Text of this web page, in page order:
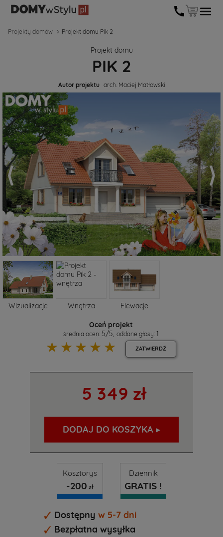
Projekty domów Projekt domu Pik 2
Projekt domu
PIK 2
Autor projektu arch. Maciej Matłowski
Wizualizacje Wnętrza Elewacje
Oceń projekt
średnia ocen: 5/5 oddane głosy: 1
☆
☆
☆
☆
☆ ZATWIERDŹ
5 349 zł
DODAJ DO KOSZYKA ▸
Kosztorys
-200 zł
Dziennik
GRATIS !
Dostępny w 5-7 dni
Bezpłatna wysyłka